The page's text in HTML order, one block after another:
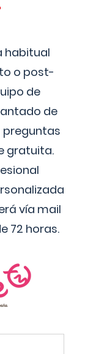
habitual
o post-
de
de
preguntas
gratuita.
vía mail
72 horas.